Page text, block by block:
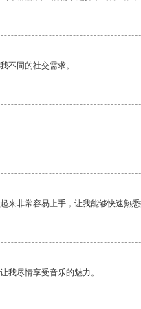
不同的社交需求。
来非常容易上手，让我能够快速熟
我尽情享受音乐的魅力。